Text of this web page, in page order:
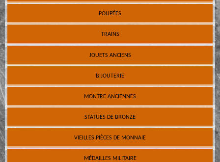
POUPÉES
TRAINS
JOUETS ANCIENS
BIJOUTERIE
MONTRE ANCIENNES
STATUES DE BRONZE
VIEILLES PIÈCES DE MONNAIE
MÉDAILLES MILITAIRE